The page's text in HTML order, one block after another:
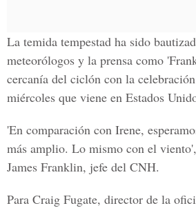
La temida tempestad ha sido
meteorólogos y la prensa como
cercanía del ciclón con la
miércoles que viene en Estados
'En comparación con Irene,
más amplio. Lo mismo con el
James Franklin, jefe del CNH.
Para Craig Fugate, director de la